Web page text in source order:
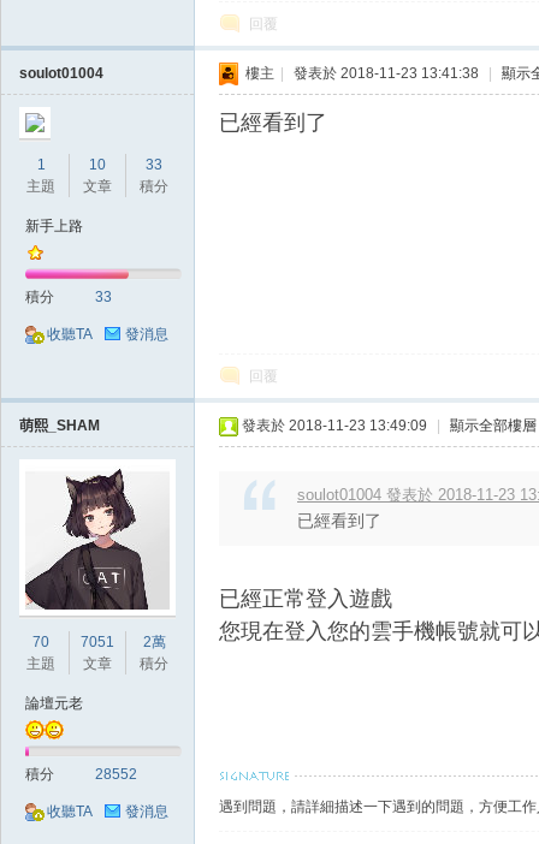
回覆
soulot01004
1
主題
10
文章
33
積分
新手上路
積分 33
收聽TA 發消息
樓主 發表於 2018-11-23 13:41:38 顯示
已經看到了
回覆
萌熙_SHAM
70
主題
7051
文章
2萬
積分
論壇元老
積分 28552
收聽TA 發消息
發表於 2018-11-23 13:49:09 顯示全部樓層
soulot01004 發表於 2018-11-23
已經看到了
已經正常登入遊戲
您現在登入您的雲手機帳號就可
遇到問題，請詳細描述一下遇到的問題，方便工